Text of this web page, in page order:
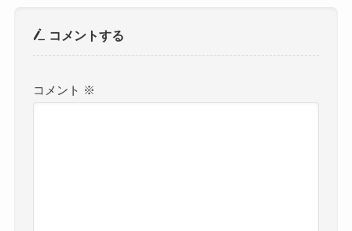
コメントする
コメント ※